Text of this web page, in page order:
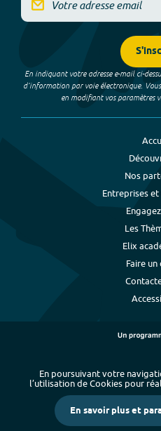
En indiquant votre adresse e-mail ci-
d’information par voie électronique.
en modifiant vos paramètres
Nos
Entreprises
Les
Elix
Faire un
Plan du site -
Mentions légales et données
En poursuivant votre
l’utilisation de Cookies pour
En savoir plus et